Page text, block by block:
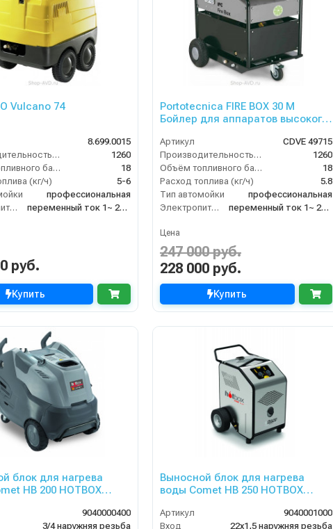
Vulcano 74
8.699.0015
Производительность (л/ч)
1260
Объём топливного бака (л)
18
(кг/ч)
5-6
профессиональная
Электропитание
переменный ток 1~ 230 В/ 50 Гц
руб.
Купить
Portotecnica FIRE BOX 30 M
Бойлер для аппаратов высокого
Артикул
CDVE 49715
Производительность (л/ч)
1260
Объём топливного бака (л)
18
Расход топлива (кг/ч)
5.8
Тип автомойки
профессиональная
Электропитание
переменный ток 1~ 230 В/ 50 Гц
Цена
247 000 руб.
228 000 руб.
Купить
блок для нагрева
HB 200 HOTBOX
9040000400
3/4 наружняя резьба
Выносной блок для нагрева
воды Comet HB 250 HOTBOX
Артикул
9040001000
Вход
22х1,5 наружняя резьба